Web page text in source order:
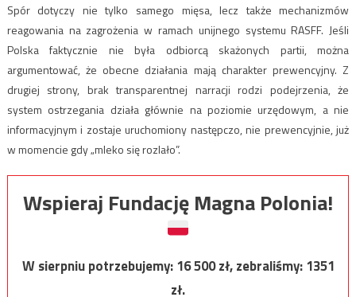
Spór dotyczy nie tylko samego mięsa, lecz także mechanizmów
reagowania na zagrożenia w ramach unijnego systemu RASFF. Jeśli
Polska faktycznie nie była odbiorcą skażonych partii, można
argumentować, że obecne działania mają charakter prewencyjny. Z
drugiej strony, brak transparentnej narracji rodzi podejrzenia, że
system ostrzegania działa głównie na poziomie urzędowym, a nie
informacyjnym i zostaje uruchomiony następczo, nie prewencyjnie, już
w momencie gdy „mleko się rozlało”.
Wspieraj Fundację Magna Polonia!
W sierpniu potrzebujemy:16 500zł, zebraliśmy:1351
zł.